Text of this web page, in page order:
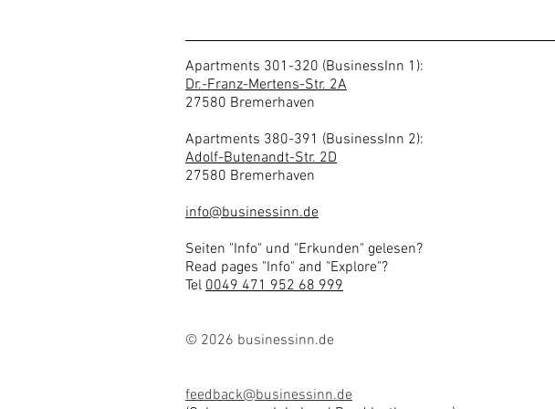
Apartments 301-320 (BusinessInn 1):
Dr.-Franz-Mertens-Str. 2A
27580 Bremerhaven
Apartments 380-391 (BusinessInn 2):
Adolf-Butenandt-Str. 2D
27580 Bremerhaven
info@businessinn.de
Seiten "Info" und "Erkunden" gelesen?
Read pages "Info" and "Explore"?
Tel 0049 471 952 68 999
© 2026 businessinn.de
feedback@businessinn.de